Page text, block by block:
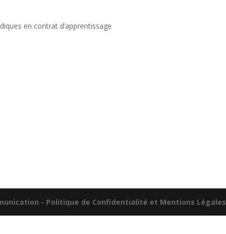
en contrat d’apprentissage
- Politique de Confidentialité et Mentions Légales